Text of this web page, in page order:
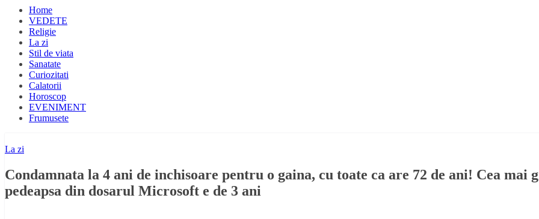
Home
VEDETE
Religie
La zi
Stil de viata
Sanatate
Curiozitati
Calatorii
Horoscop
EVENIMENT
Frumusete
La zi
Condamnata la 4 ani de inchisoare pentru o gaina, cu toate ca are 72 de ani! Cea mai
pedeapsa din dosarul Microsoft e de 3 ani